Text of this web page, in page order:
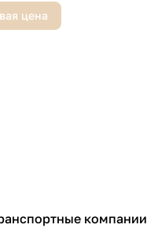
цена
компании